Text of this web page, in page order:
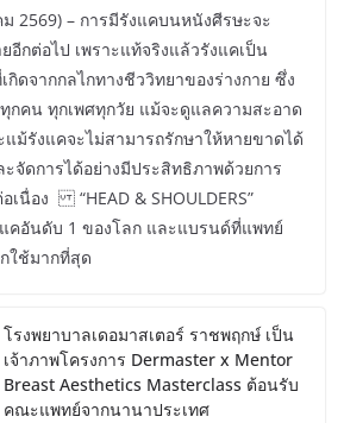
ม 2569) – การมีรังแคบนหนังศีรษะจะ
อีกต่อไป เพราะแท้จริงแล้วรังแคเป็น
ดจากกลไกทางชีววิทยาของร่างกาย ซึ่ง
กคน ทุกเพศทุกวัย แม้จะดูแลความสะอาด
ม้รังแคจะไม่สามารถรักษาให้หายขาดได้
จัดการได้อย่างมีประสิทธิภาพด้วยการ
เนื่อง “HEAD & SHOULDERS”
คอันดับ 1 ของโลก และแบรนด์ที่แพทย์
ใช้มากที่สุด
โรงพยาบาลเดอมาสเตอร์ ราชพฤกษ์ เป็น
เจ้าภาพโครงการ Dermaster x Mentor
Breast Aesthetics Masterclass ต้อนรับ
คณะแพทย์จากนานาประเทศ